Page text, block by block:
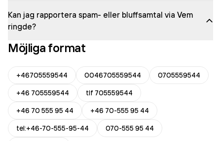
Kan jag rapportera spam- eller bluffsamtal via Vem
ringde?
Möjliga format
+46705559544 0046705559544
0705559544
+46 705559544
tlf 705559544
+46 70 555 95 44
+46 70-555 95 44
tel:+46-70-555-95-44
070-555 95 44